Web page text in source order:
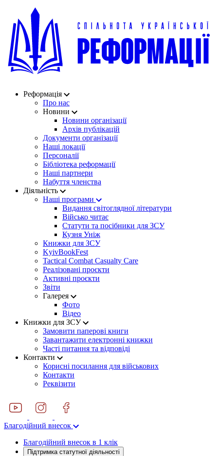
Реформація
Про нас
Новини
Новини організації
Архів публікацій
Документи організації
Наші локації
Персоналії
Бібліотека реформації
Наші партнери
Набуття членства
Діяльність
Наші програми
Видання світоглядної літератури
Військо читає
Статути та посібники для ЗСУ
Кузня Уніж
Книжки для ЗСУ
KyivBookFest
Tactical Combat Casualty Care
Реалізовані проєкти
Активні проєкти
Звіти
Галерея
Фото
Відео
Книжки для ЗСУ
Замовити паперові книги
Завантажити електронні книжки
Часті питання та відповіді
Контакти
Корисні посилання для військових
Контакти
Реквізити
Благодійний внесок
Благодійний внесок в 1 клік
Підтримка статутної діяльності